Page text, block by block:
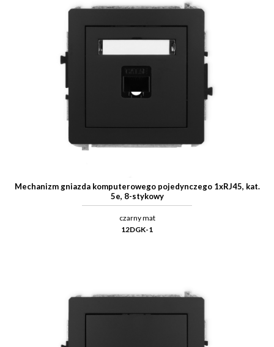
Mechanizm gniazda komputerowego pojedynczego 1xRJ45, kat.
5e, 8-stykowy
czarny mat
12DGK-1